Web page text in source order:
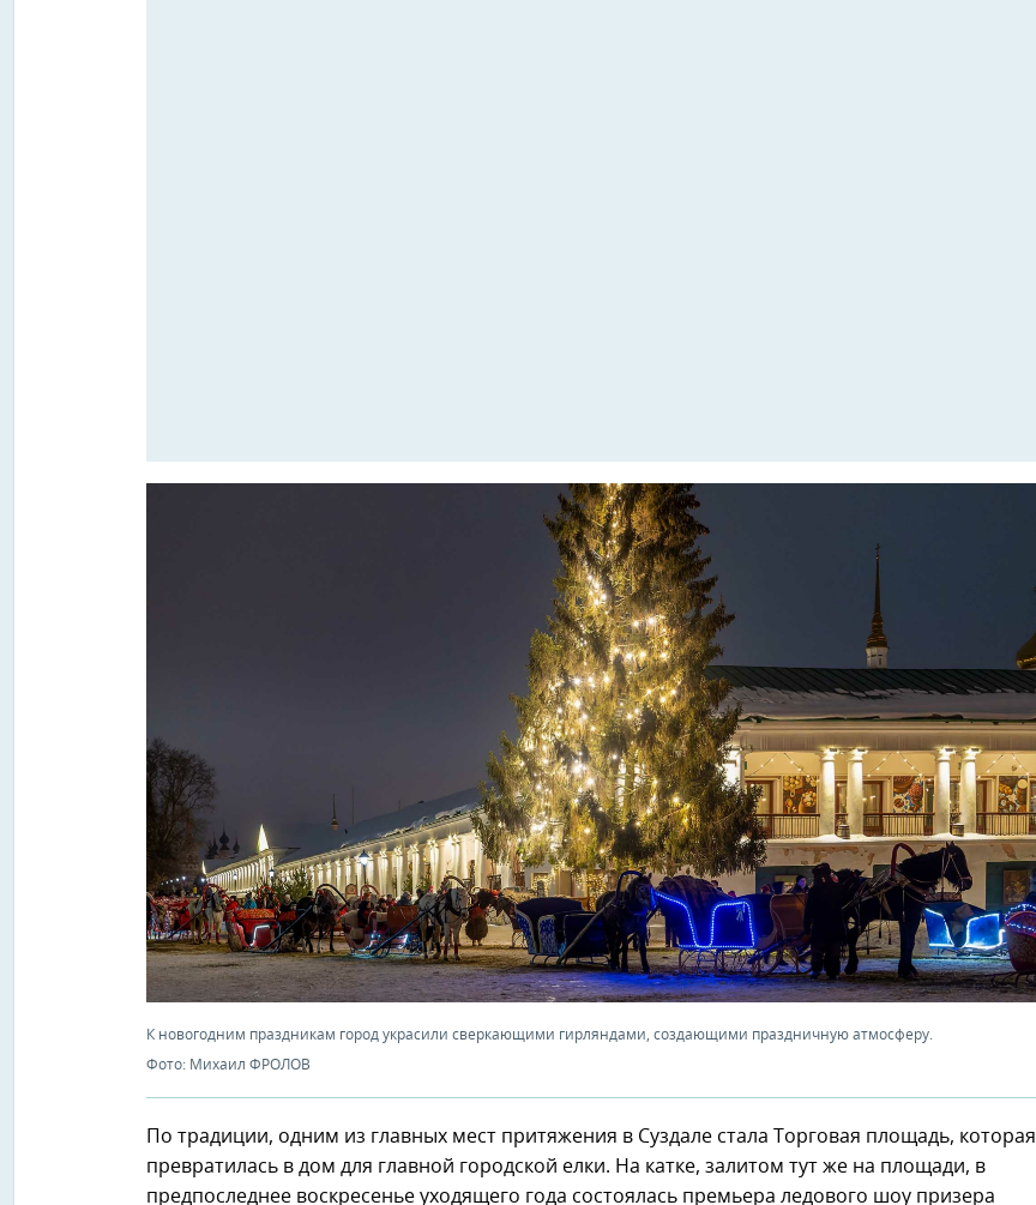
К новогодним праздникам город украсили сверкающими гирляндами, создающими праздничную атмосферу.
Фото: Михаил ФРОЛОВ
По традиции, одним из главных мест притяжения в Суздале стала Торговая площадь, которая
превратилась в дом для главной городской елки. На катке, залитом тут же на площади, в
предпоследнее воскресенье уходящего года состоялась премьера ледового шоу призера